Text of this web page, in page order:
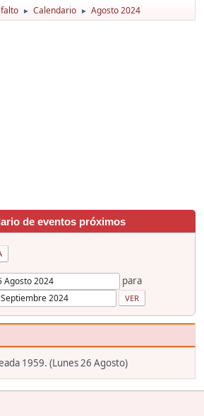
► Calendario ► Agosto 2024
de eventos próximos
para
1959. (Lunes 26 Agosto)